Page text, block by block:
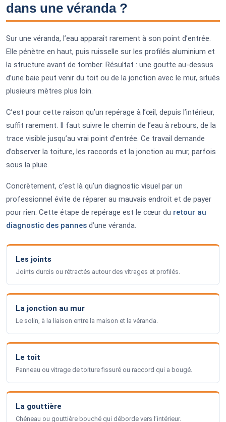
dans une véranda ?
Sur une véranda, l’eau apparaît rarement à son point d’entrée.
Elle pénètre en haut, puis ruisselle sur les profilés aluminium et
la structure avant de tomber. Résultat : une goutte au-dessus
d’une baie peut venir du toit ou de la jonction avec le mur, situés
plusieurs mètres plus loin.
C’est pour cette raison qu’un repérage à l’œil, depuis l’intérieur,
suffit rarement. Il faut suivre le chemin de l’eau à rebours, de la
trace visible jusqu’au vrai point d’entrée. Ce travail demande
d’observer la toiture, les raccords et la jonction au mur, parfois
sous la pluie.
Concrètement, c’est là qu’un diagnostic visuel par un
professionnel évite de réparer au mauvais endroit et de payer
pour rien. Cette étape de repérage est le cœur du retour au
diagnostic des pannes d’une véranda.
Les joints
Joints durcis ou rétractés autour des vitrages et profilés.
La jonction au mur
Le solin, à la liaison entre la maison et la véranda.
Le toit
Panneau ou vitrage de toiture fissuré ou raccord qui a bougé.
La gouttière
Chéneau ou gouttière bouché qui déborde vers l’intérieur.